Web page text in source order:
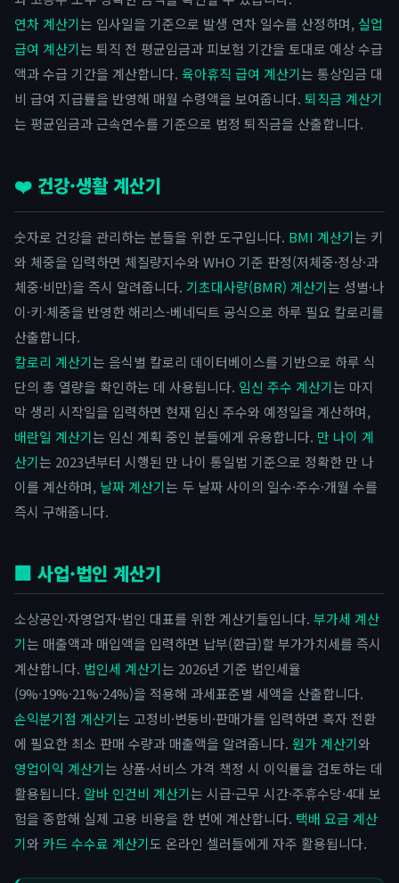
연차 계산기는 입사일을 기준으로 발생 연차 일수를 산정하며, 실업
급여 계산기는 퇴직 전 평균임금과 피보험 기간을 토대로 예상 수급
액과 수급 기간을 계산합니다. 육아휴직 급여 계산기는 통상임금 대
비 급여 지급률을 반영해 매월 수령액을 보여줍니다. 퇴직금 계산기
는 평균임금과 근속연수를 기준으로 법정 퇴직금을 산출합니다.
❤️ 건강·생활 계산기
숫자로 건강을 관리하는 분들을 위한 도구입니다. BMI 계산기는 키
와 체중을 입력하면 체질량지수와 WHO 기준 판정(저체중·정상·과
체중·비만)을 즉시 알려줍니다. 기초대사량(BMR) 계산기는 성별·나
이·키·체중을 반영한 해리스-베네딕트 공식으로 하루 필요 칼로리를
산출합니다.
칼로리 계산기는 음식별 칼로리 데이터베이스를 기반으로 하루 식
단의 총 열량을 확인하는 데 사용됩니다. 임신 주수 계산기는 마지
막 생리 시작일을 입력하면 현재 임신 주수와 예정일을 계산하며,
배란일 계산기는 임신 계획 중인 분들에게 유용합니다. 만 나이 계
산기는 2023년부터 시행된 만 나이 통일법 기준으로 정확한 만 나
이를 계산하며, 날짜 계산기는 두 날짜 사이의 일수·주수·개월 수를
즉시 구해줍니다.
🏢 사업·법인 계산기
소상공인·자영업자·법인 대표를 위한 계산기들입니다. 부가세 계산
기는 매출액과 매입액을 입력하면 납부(환급)할 부가가치세를 즉시
계산합니다. 법인세 계산기는 2026년 기준 법인세율
(9%·19%·21%·24%)을 적용해 과세표준별 세액을 산출합니다.
손익분기점 계산기는 고정비·변동비·판매가를 입력하면 흑자 전환
에 필요한 최소 판매 수량과 매출액을 알려줍니다. 원가 계산기와
영업이익 계산기는 상품·서비스 가격 책정 시 이익률을 검토하는 데
활용됩니다. 알바 인건비 계산기는 시급·근무 시간·주휴수당·4대 보
험을 종합해 실제 고용 비용을 한 번에 계산합니다. 택배 요금 계산
기와 카드 수수료 계산기도 온라인 셀러들에게 자주 활용됩니다.